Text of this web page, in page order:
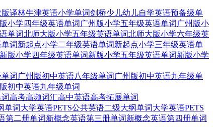
译林牛津英语小学单词剑桥少儿幼儿自学英语预备级单
小学四年级英语单词 广州版小学五年级英语单词 广州版小
单词北师大版小学五年级英语单词北师大版小学六年级英
词新起点小学二年级英语单词新起点小学三年级英语单
新版小学四年级英语单词新版小学五年级英语单词新版小学
词 广州版初中英语八年级单词 广州版初中英语九年级单
初中英语九年级单词
高考高频词汇高中英语高考拓展单词
单词大学英语PETS公共英语二级大纲单词大学英语PETS
第二册单词新概念英语第三册单词新概念英语第四册单词